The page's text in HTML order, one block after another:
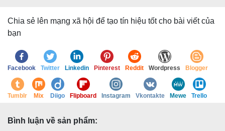
Chia sẻ lên mạng xã hội để tạo tín hiệu tốt cho bài viết của
bạn
Facebook Twitter Linkedin Pinterest Reddit Wordpress Blogger
Tumblr Mix Diigo Flipboard Instagram Vkontakte Mewe Trello
Bình luận về sản phẩm: